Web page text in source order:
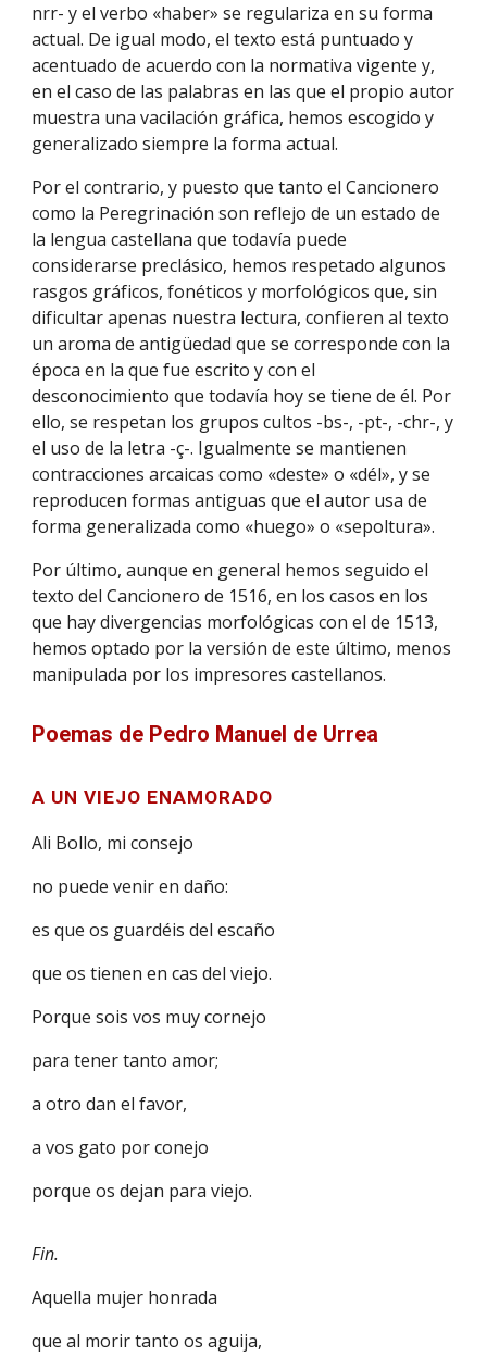
nrr- y el verbo «haber» se regulariza en su forma
actual. De igual modo, el texto está puntuado y
acentuado de acuerdo con la normativa vigente y,
en el caso de las palabras en las que el propio autor
muestra una vacilación gráfica, hemos escogido y
generalizado siempre la forma actual.
Por el contrario, y puesto que tanto el Cancionero
como la Peregrinación son reflejo de un estado de
la lengua castellana que todavía puede
considerarse preclásico, hemos respetado algunos
rasgos gráficos, fonéticos y morfológicos que, sin
dificultar apenas nuestra lectura, confieren al texto
un aroma de antigüedad que se corresponde con la
época en la que fue escrito y con el
desconocimiento que todavía hoy se tiene de él. Por
ello, se respetan los grupos cultos -bs-, -pt-, -chr-, y
el uso de la letra -ç-. Igualmente se mantienen
contracciones arcaicas como «deste» o «dél», y se
reproducen formas antiguas que el autor usa de
forma generalizada como «huego» o «sepoltura».
Por último, aunque en general hemos seguido el
texto del Cancionero de 1516, en los casos en los
que hay divergencias morfológicas con el de 1513,
hemos optado por la versión de este último, menos
manipulada por los impresores castellanos.
Poemas de Pedro Manuel de Urrea
A UN VIEJO ENAMORADO
Ali Bollo, mi consejo
no puede venir en daño:
es que os guardéis del escaño
que os tienen en cas del viejo.
Porque sois vos muy cornejo
para tener tanto amor;
a otro dan el favor,
a vos gato por conejo
porque os dejan para viejo.
Fin.
Aquella mujer honrada
que al morir tanto os aguija,